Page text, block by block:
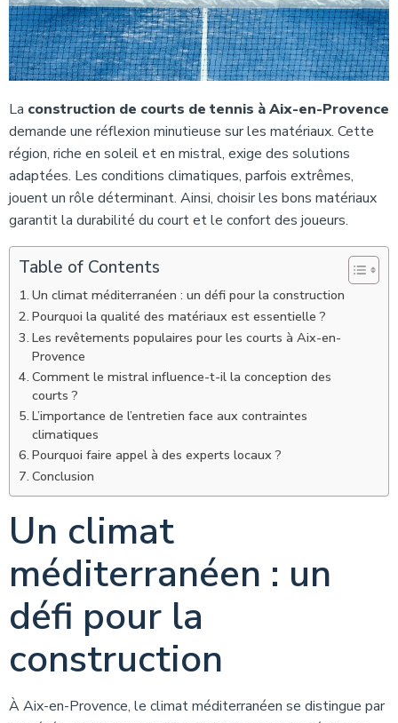
La construction de courts de tennis à Aix-en-Provence
demande une réflexion minutieuse sur les matériaux. Cette
région, riche en soleil et en mistral, exige des solutions
adaptées. Les conditions climatiques, parfois extrêmes,
jouent un rôle déterminant. Ainsi, choisir les bons matériaux
garantit la durabilité du court et le confort des joueurs.
Table of Contents
Un climat méditerranéen : un défi pour la construction
Pourquoi la qualité des matériaux est essentielle ?
Les revêtements populaires pour les courts à Aix-en-
Provence
Comment le mistral influence-t-il la conception des
courts ?
L’importance de l’entretien face aux contraintes
climatiques
Pourquoi faire appel à des experts locaux ?
Conclusion
Un climat
méditerranéen : un
défi pour la
construction
À Aix-en-Provence, le climat méditerranéen se distingue par